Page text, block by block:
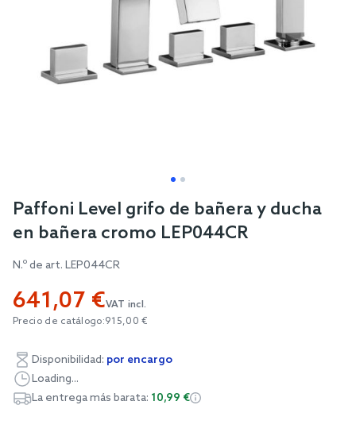
Skip
beginning
the
images
Paffoni Level grifo de bañera y ducha
en bañera cromo LEP044CR
N.º de art. LEP044CR
641,07 €VAT incl.
Precio de catálogo:915,00 €
Disponibilidad: por encargo
Loading...
La entrega más barata: 10,99 €